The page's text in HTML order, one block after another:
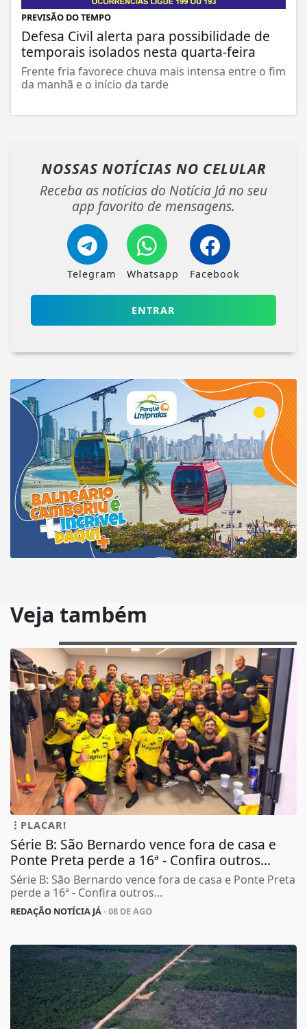
PREVISÃO DO TEMPO
Defesa Civil alerta para possibilidade de
temporais isolados nesta quarta-feira
Frente fria favorece chuva mais intensa entre o fim
da manhã e o início da tarde
NOSSAS NOTÍCIAS NO CELULAR
Receba as notícias do Notícia Já no seu
app favorito de mensagens.
Telegram Whatsapp Facebook
ENTRAR
Veja também
PLACAR!
Série B: São Bernardo vence fora de casa e
Ponte Preta perde a 16ª - Confira outros...
Série B: São Bernardo vence fora de casa e Ponte Preta
perde a 16ª - Confira outros...
REDAÇÃO NOTÍCIA JÁ- 08 DE AGO